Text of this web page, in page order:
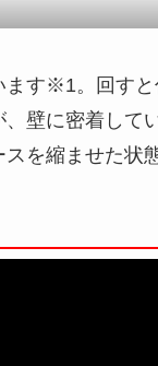
す※1。回す
壁に密着して
を縮ませた状